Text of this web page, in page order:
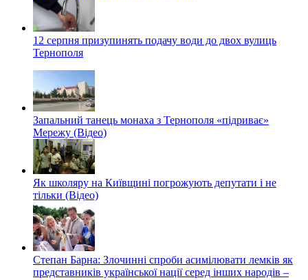
12 серпня призупинять подачу води до двох вулиць
Тернополя
Запальний танець монаха з Тернополя «підриває»
Мережу (Відео)
Як школяру на Київщині погрожують депутати і не
тільки (Відео)
Степан Барна: Злочинні спроби асимілювати лемків як
представників української нації серед інших народів –